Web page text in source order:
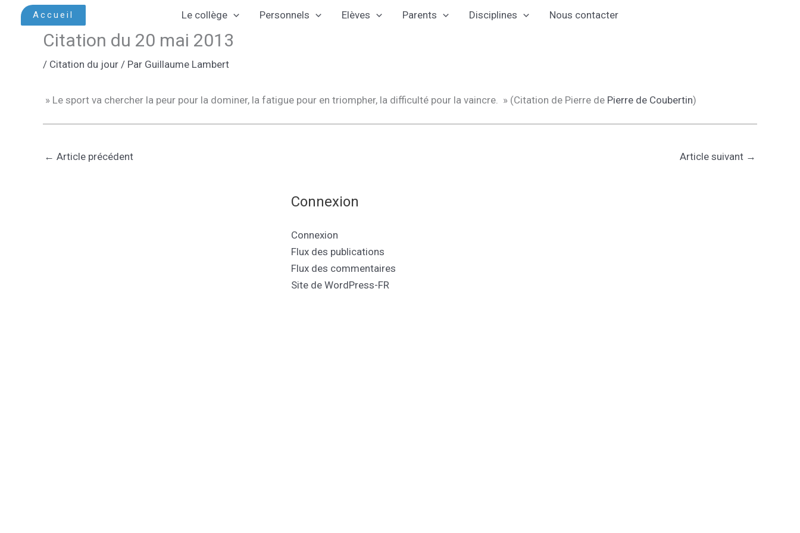
Accueil Le collège Personnels Elèves Parents Disciplines Nous contacter
Citation du 20 mai 2013
/ Citation du jour / Par Guillaume Lambert
» Le sport va chercher la peur pour la dominer, la fatigue pour en triompher, la difficulté pour la vaincre. » (Citation de Pierre de Pierre de Coubertin)
← Article précédent Article suivant →
Connexion
Connexion
Flux des publications
Flux des commentaires
Site de WordPress-FR